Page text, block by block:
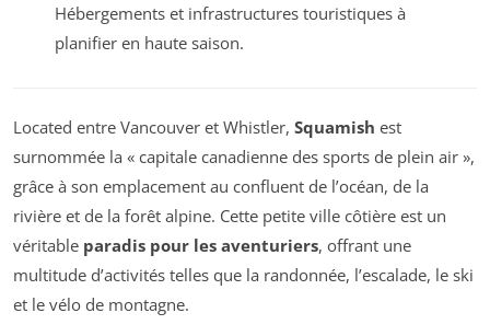
Hébergements et infrastructures touristiques à
planifier en haute saison.
Located entre Vancouver et Whistler, Squamish est
surnommée la « capitale canadienne des sports de plein air »,
grâce à son emplacement au confluent de l’océan, de la
rivière et de la forêt alpine. Cette petite ville côtière est un
véritable paradis pour les aventuriers, offrant une
multitude d’activités telles que la randonnée, l’escalade, le ski
et le vélo de montagne.